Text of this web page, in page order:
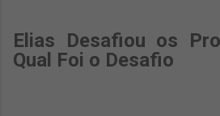
Elias Desafiou os
Qual Foi o Desafio